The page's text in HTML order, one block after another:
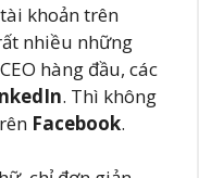
khoản trên
nhiều những
hàng đầu, các
. Thì không
Facebook.